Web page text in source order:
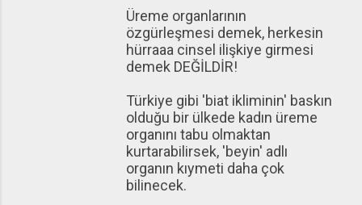
Üreme organlarının
özgürleşmesi demek, herkesin
hürraaa cinsel ilişkiye girmesi
demek DEĞİLDİR!
Türkiye gibi 'biat ikliminin' baskın
olduğu bir ülkede kadın üreme
organını tabu olmaktan
kurtarabilirsek, 'beyin' adlı
organın kıymeti daha çok
bilinecek.